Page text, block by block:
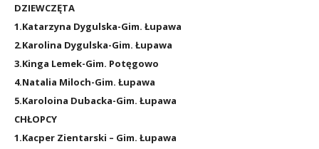
DZIEWCZĘTA
1.Katarzyna Dygulska-Gim. Łupawa
2.Karolina Dygulska-Gim. Łupawa
3.Kinga Lemek-Gim. Potęgowo
4.Natalia Miloch-Gim. Łupawa
5.Karoloina Dubacka-Gim. Łupawa
CHŁOPCY
1.Kacper Zientarski – Gim. Łupawa